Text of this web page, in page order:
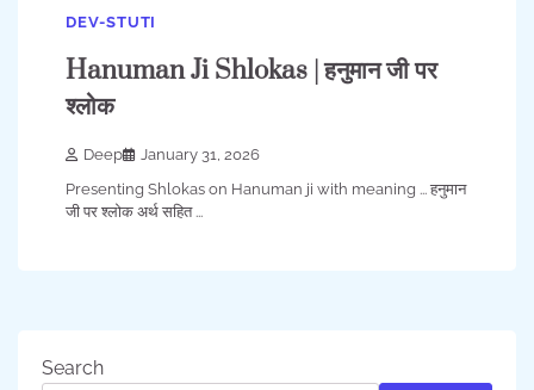
DEV-STUTI
Hanuman Ji Shlokas | हनुमान जी पर
श्लोक
Deep
January 31, 2026
Presenting Shlokas on Hanuman ji with meaning ... हनुमान
जी पर श्लोक अर्थ सहित ...
Search